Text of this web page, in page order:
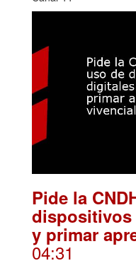
Pide la
dispositivos
y primar
04:31